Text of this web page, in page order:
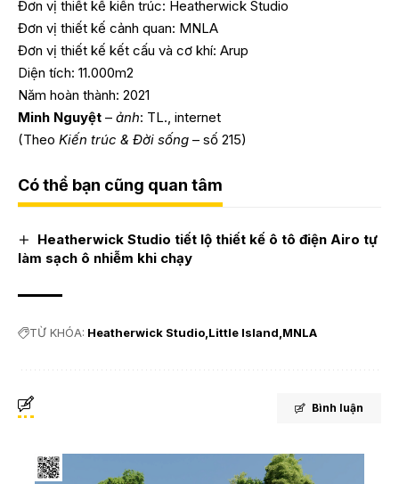
Đơn vị thiết kế kiến trúc: Heatherwick Studio
Đơn vị thiết kế cảnh quan: MNLA
Đơn vị thiết kế kết cấu và cơ khí: Arup
Diện tích: 11.000m2
Năm hoàn thành: 2021
Minh Nguyệt – ảnh: TL., internet
(Theo Kiến trúc & Đời sống – số 215)
Có thể bạn cũng quan tâm
Heatherwick Studio tiết lộ thiết kế ô tô điện Airo tự
làm sạch ô nhiễm khi chạy
TỪ KHÓA: Heatherwick Studio Little Island MNLA
Bình luận